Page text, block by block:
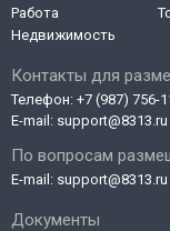
Контакты для
Телефон: +7 (987) 756-
E-mail: support@8313.ru
По вопросам
E-mail: support@8313.ru
Документы
Работа
Недвижимость